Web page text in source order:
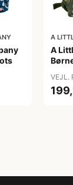
A
A
VEJL.